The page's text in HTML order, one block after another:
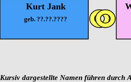
Kursiv dargestellte Namen führen durch
Kurt Jank
geb. ??.??.????